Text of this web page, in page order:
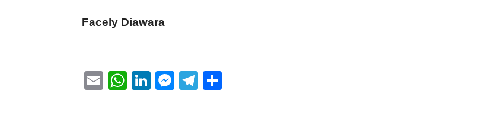
Facely Diawara
EmailWhatsApp
LinkedIn
Messenger
Telegram